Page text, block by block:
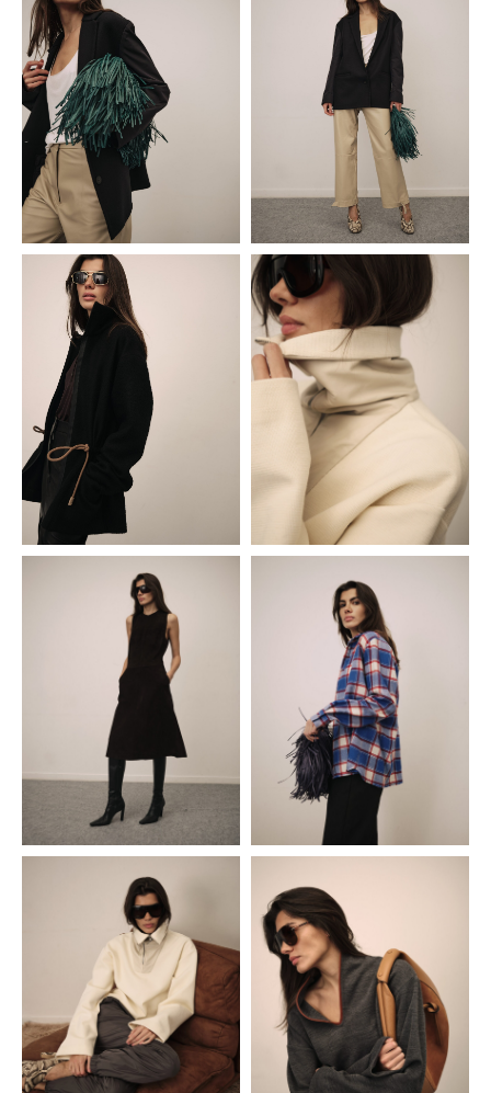
Контакты
Договор
оферты
Политика конфиденциальности
© 2026 Все права защищены Vestiaire
ИНН 971500141226